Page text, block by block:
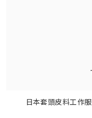
日本套頭皮料工作服